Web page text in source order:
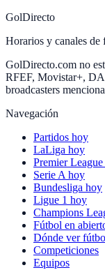
GolDirecto
Horarios y canales
GolDirecto.com no
RFEF, Movistar+,
broadcasters
Navegación
Partidos hoy
LaLiga hoy
Premier
Serie A hoy
Bundesliga hoy
Ligue 1 hoy
Champions
Fútbol en
Dónde ver
Competiciones
Equipos